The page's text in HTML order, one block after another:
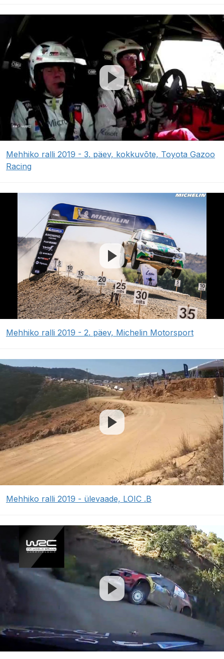
Mehhiko ralli 2019 - 3. päev, kokkuvõte, Toyota Gazoo
Racing
Mehhiko ralli 2019 - 2. päev, Michelin Motorsport
Mehhiko ralli 2019 - ülevaade, LOIC .B